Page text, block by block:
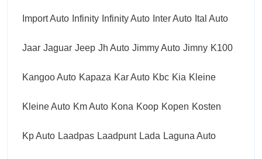
Import Auto Infinity Infinity Auto Inter Auto Ital Auto
Jaar Jaguar Jeep Jh Auto Jimmy Auto Jimny K100
Kangoo Auto Kapaza Kar Auto Kbc Kia Kleine
Kleine Auto Km Auto Kona Koop Kopen Kosten
Kp Auto Laadpas Laadpunt Lada Laguna Auto